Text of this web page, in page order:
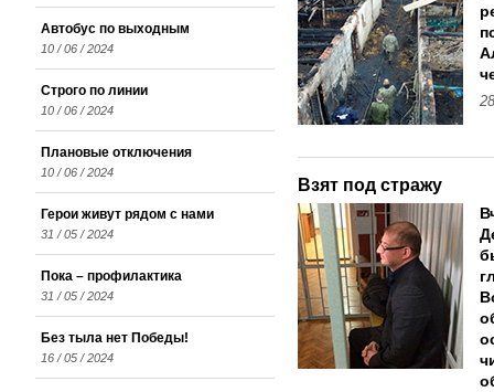
Взят под стражу
Автобус по выходным
10 / 06 / 2024
Строго по линии
10 / 06 / 2024
Плановые отключения
10 / 06 / 2024
Герои живут рядом с нами
31 / 05 / 2024
Пока – профилактика
31 / 05 / 2024
Без тыла нет Победы!
16 / 05 / 2024